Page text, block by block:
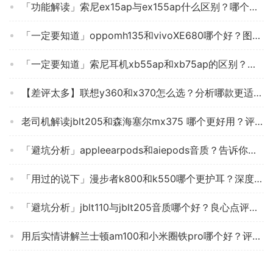
「功能解读」索尼ex15ap与ex155ap什么区别？哪个性价比高、质量更好
「一定要知道」oppomh135和vivoXE680哪个好？图文爆料分析
「一定要知道」索尼耳机xb55ap和xb75ap的区别？评测比较哪款好
【差评太多】联想y360和x370怎么选？分析哪款更适合你
老司机解读jblt205和森海塞尔mx375 哪个更好用？评测结果不看后悔
「避坑分析」appleearpods和aiepods音质？告诉你哪款性价比高
「用过的说下」漫步者k800和k550哪个更护耳？深度剖析功能区别
「避坑分析」jblt110与jblt205音质哪个好？良心点评配置区别
用后实情讲解兰士顿am100和小米圈铁pro哪个好？评测教你怎么选